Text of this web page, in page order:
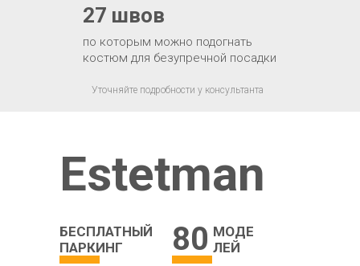
по которым можно подогнать
костюм для безупречной посадки
27 швов
Уточняйте подробности у консультанта
Estetman
БЕСПЛАТНЫЙ
ПАРКИНГ
80 МОДЕ
ЛЕЙ